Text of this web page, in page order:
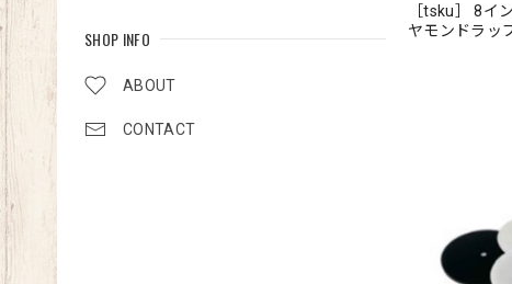
SHOP INFO
ABOUT
CONTACT
［tsku］ 8イ
ヤモンドラッ